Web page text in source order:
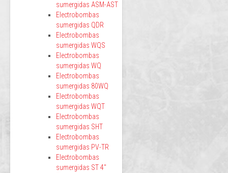
sumergidas ASM-AST
Electrobombas
sumergidas QDR
Electrobombas
sumergidas WQS
Electrobombas
sumergidas WQ
Electrobombas
sumergidas 80WQ
Electrobombas
sumergidas WQT
Electrobombas
sumergidas SHT
Electrobombas
sumergidas PV-TR
Electrobombas
sumergidas ST 4"